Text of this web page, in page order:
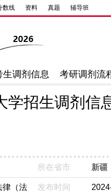
数线 资料 真题 辅导班
生调剂信息 考研调剂流
学招生调剂信
所在省市 新疆
律（法 发布时间